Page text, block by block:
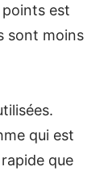
est
sont moins
qui est
que